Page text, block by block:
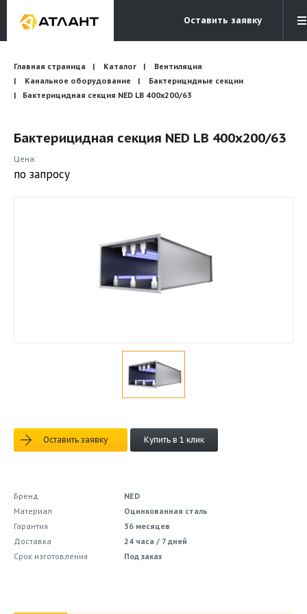
Оставить заявку
Электронная почта
info@atlantcompany.ru
Бесплатный звонок
8 (495) 532-45-07
Бренды
Главная страница Каталог
Вентиляция
Канальное оборудование
Бактерицидные секции
Бактерицидная секция NED LB 400х200/63
Бактерицидная секция NED LB 400х200/63
Цена:
по запросу
Оставить заявку Купить в 1 клик
Бренд
NED
Материал
Оцинкованная сталь
Гарантия
36 месяцев
Доставка
24 часа / 7 дней
Срок изготовления
Под заказ